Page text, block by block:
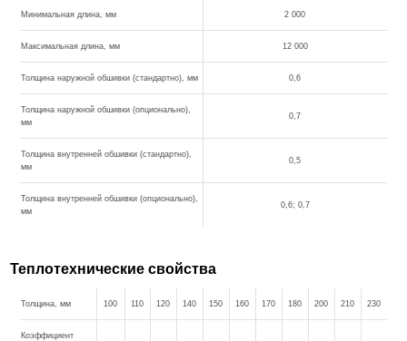
Минимальная длина, мм 2 000
Максимальная длина, мм 12 000
Толщина наружной обшивки (стандартно), мм 0,6
Толщина наружной обшивки (опционально),
мм
0,7
Толщина внутренней обшивки (стандартно),
мм
0,5
Толщина внутренней обшивки (опционально),
мм
0,6; 0,7
Теплотехнические свойства
Толщина, мм 100 110 120 140 150 160 170 180 200 210 230
Коэффициент